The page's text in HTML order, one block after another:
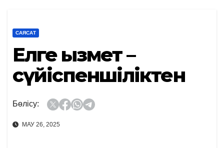
САЯСАТ
Елге қызмет –
сүйіспеншіліктен
Бөлісу:
МАУ 26, 2025